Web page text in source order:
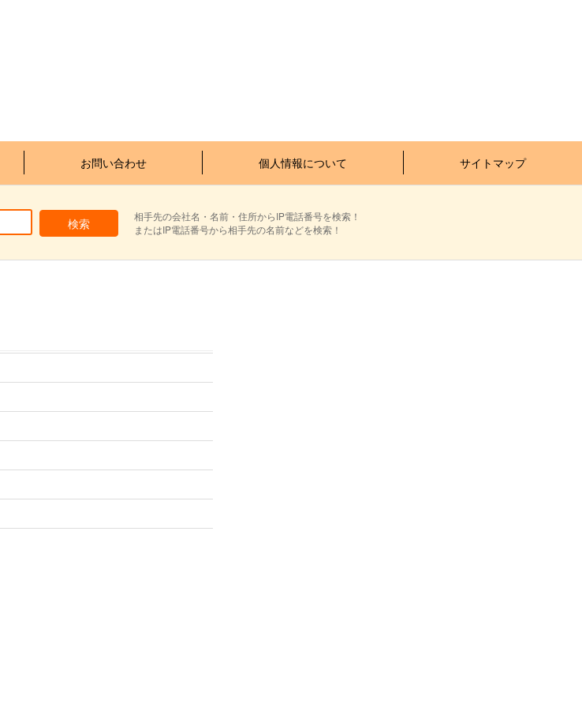
お問い合わせ 個人情報について サイトマップ
相手先の会社名・名前・住所からIP電話番号を検索！
またはIP電話番号から相手先の名前などを検索！